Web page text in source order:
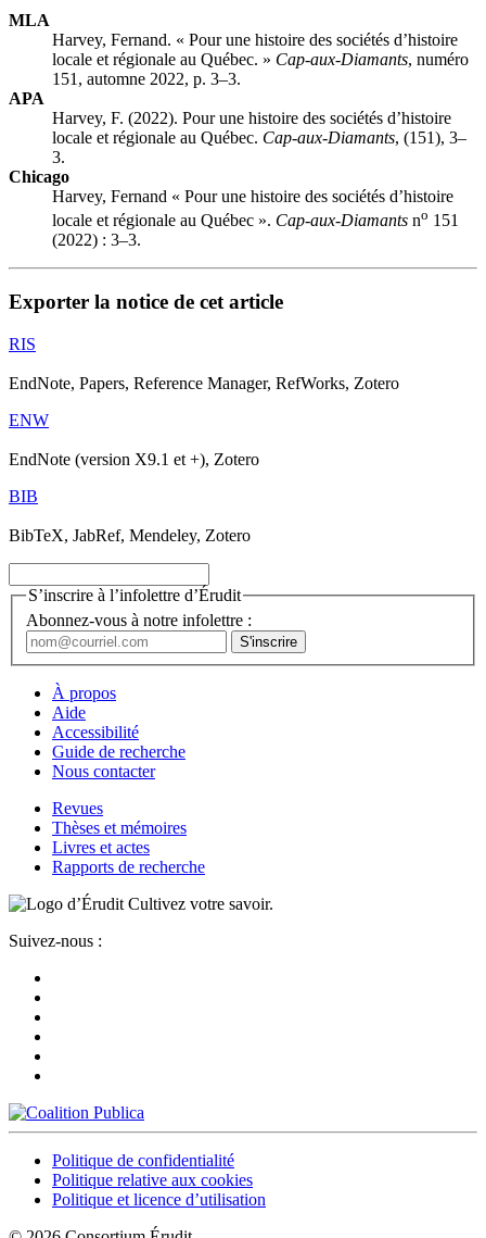
MLA
Harvey, Fernand. « Pour une histoire des sociétés d’histoire
locale et régionale au Québec. » Cap-aux-Diamants, numéro
151, automne 2022, p. 3–3.
APA
Harvey, F. (2022). Pour une histoire des sociétés d’histoire
locale et régionale au Québec. Cap-aux-Diamants, (151), 3–
3.
Chicago
Harvey, Fernand « Pour une histoire des sociétés d’histoire
locale et régionale au Québec ». Cap-aux-Diamants no 151
(2022) : 3–3.
Exporter la notice de cet article
RIS
EndNote, Papers, Reference Manager, RefWorks, Zotero
ENW
EndNote (version X9.1 et +), Zotero
BIB
BibTeX, JabRef, Mendeley, Zotero
S’inscrire à l’infolettre d’Érudit
Abonnez-vous à notre infolettre :
À propos
Aide
Accessibilité
Guide de recherche
Nous contacter
Revues
Thèses et mémoires
Livres et actes
Rapports de recherche
Cultivez votre savoir.
Suivez-nous :
Politique de confidentialité
Politique relative aux cookies
Politique et licence d’utilisation